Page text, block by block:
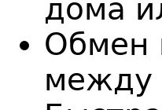
дома
Обмен
между